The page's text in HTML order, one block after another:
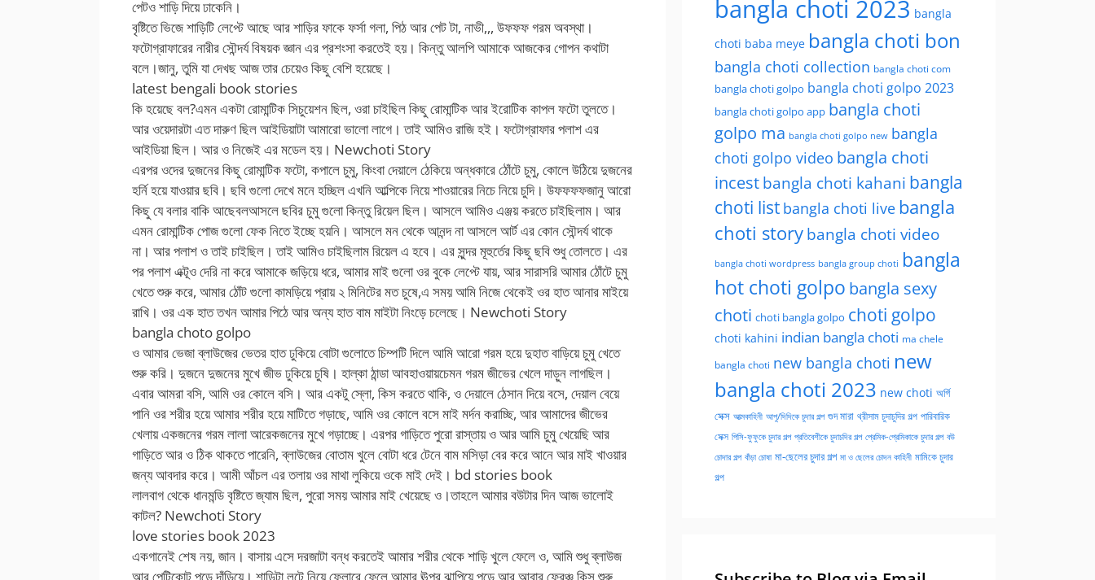
পেটও শাড়ি দিয়ে ঢাকেনি।
বৃষ্টিতে ভিজে শাড়িটি লেপ্টে আছে আর শাড়ির ফাকে ফর্সা গলা, পিঠ আর পেট টা, নাভী,,, উফফফ গরম অবস্থা।
ফটোগ্রাফারের নারীর সৌন্দর্য বিষয়ক জ্ঞান এর প্রশংসা করতেই হয়। কিন্তু আলপি আমাকে আজকের গোপন কথাটা
বলে।জানু, তুমি যা দেখছ আজ তার চেয়েও কিছু বেশি হয়েছে।
latest bengali book stories
কি হয়েছে বল?এমন একটা রোমান্টিক সিচুয়েশন ছিল, ওরা চাইছিল কিছু রোমান্টিক আর ইরোটিক কাপল ফটো তুলতে।
আর ওয়েদারটা এত দারুণ ছিল আইডিয়াটা আমারো ভালো লাগে। তাই আমিও রাজি হই। ফটোগ্রাফার পলাশ এর
আইডিয়া ছিল। আর ও নিজেই এর মডেল হয়। Newchoti Story
এরপর ওদের দুজনের কিছু রোমান্টিক ফটো, কপালে চুমু, কিংবা দেয়ালে ঠেকিয়ে অন্ধকারে ঠোঁটে চুমু, কোলে উঠিয়ে দুজনের
হর্নি হয়ে যাওয়ার ছবি। ছবি গুলো দেখে মনে হচ্ছিল এখনি আল্পিকে নিয়ে শাওয়ারের নিচে নিয়ে চুদি। উফফফফজানু আরো
কিছু যে বলার বাকি আছেবলআসলে ছবির চুমু গুলো কিন্তু রিয়েল ছিল। আসলে আমিও এঞ্জয় করতে চাইছিলাম। আর
এমন রোমান্টিক পোজ গুলো ফেক নিতে ইচ্ছে হয়নি। আসলে মন থেকে আনন্দ না আসলে আর্ট এর কোন সৌন্দর্য থাকে
না। আর পলাশ ও তাই চাইছিল। তাই আমিও চাইছিলাম রিয়েল এ হবে। এর সুন্দর মূহুর্তের কিছু ছবি শুধু তোলতে। এর
পর পলাশ এক্টূও দেরি না করে আমাকে জড়িয়ে ধরে, আমার মাই গুলো ওর বুকে লেপ্টে যায়, আর সারাসরি আমার ঠোঁটে চুমু
খেতে শুরু করে, আমার ঠোঁট গুলো কামড়িয়ে প্রায় ২ মিনিটের মত চুষে,এ সময় আমি নিজে থেকেই ওর হাত আনার মাইয়ে
রাখি। ওর এক হাত তখন আমার পিঠে আর অন্য হাত বাম মাইটা নিংড়ে চলেছে। Newchoti Story
bangla choto golpo
ও আমার ভেজা ব্লাউজের ভেতর হাত ঢুকিয়ে বোটা গুলোতে চিম্পটি দিলে আমি আরো গরম হয়ে দুহাত বাড়িয়ে চুমু খেতে
শুরু করি। দুজনে দুজনের মুখে জীভ ঢুকিয়ে চুষি। হাল্কা ঠান্ডা আবহাওয়ায়চেমন গরম জীভের খেলে দাড়ুন লাগছিল।
এবার আমরা বসি, আমি ওর কোলে বসি। আর একটু স্লো, কিস করতে থাকি, ও দেয়ালে ঠেসান দিয়ে বসে, দেয়াল বেয়ে
পানি ওর শরীর হয়ে আমার শরীর হয়ে মাটিতে গড়াছে, আমি ওর কোলে বসে মাই মর্দন করাচ্ছি, আর আমাদের জীভের
খেলায় একজনের গরম লালা আরেকজনের মুখে গড়াচ্ছে। এরপর গাড়িতে পুরো রাস্তায় ও আর আমি চুমু খেয়েছি আর
গাড়িতে আর ও ঠিক থাকতে পারেনি, ব্লাউজের বোতাম খুলে বোটা ধরে টেনে বাম মসিড়া বের করে আনে আর মাই খাওয়ার
জন্য আবদার করে। আমী আঁচল এর তলায় ওর মাথা লুকিয়ে ওকে মাই দেই। bd stories book
লালবাগ থেকে ধানমন্ডি বৃষ্টিতে জ্যাম ছিল, পুরো সময় আমার মাই খেয়েছে ও।তাহলে আমার বউটার দিন আজ ভালোই
কাটল? Newchoti Story
love stories book 2023
একগানেই শেষ নয়, জান। বাসায় এসে দরজাটা বন্ধ করতেই আমার শরীর থেকে শাড়ি খুলে ফেলে ও, আমি শুধু ব্লাউজ
আর পেটিকোট পড়ে দাঁড়িয়ে। শাড়িটা লুটে নিয়ে ফ্লোরে ফেলে আমার ঊপর ঝাপিয়ে পড়ে আর আবার ফ্রেঞ্চ কিস শুরু
bangla choti 2023 bangla
choti baba meye bangla choti bon
bangla choti collection bangla choti com
bangla choti golpo bangla choti golpo 2023
bangla choti golpo app bangla choti
golpo ma bangla choti golpo new bangla
choti golpo video bangla choti
incestbangla choti kahani bangla
choti list bangla choti live bangla
choti storybangla choti video
bangla choti wordpress bangla group choti bangla
hot choti golpo bangla sexy
choti choti bangla golpo choti golpo
choti kahini indian bangla choti ma chele
bangla choti new bangla choti new
bangla choti 2023 new choti অর্গি
সেক্স আত্মকাহিনী আপু/দিদিকে চুদার গল্প গুদ মারা থ্রীসাম চুদাচুদির গল্প পারিবারিক
সেক্স পিসি-ফুফুকে চুদার গল্প প্রতিবেশীকে চুদাচদির গল্প প্রেমিক-প্রেমিকাকে চুদার গল্প বউ
চোদার গল্প বাঁড়া চোষা মা-ছেলের চুদার গল্প মা ও ছেলের চোদন কাহিনী মামিকে চুদার
গল্প